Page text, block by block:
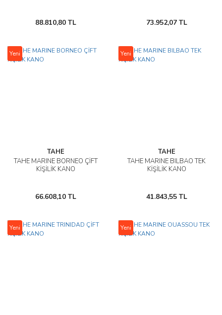
88.810,80 TL 73.952,07 TL
Yeni
TAHE
TAHE MARINE BORNEO ÇİFT
KİŞİLİK KANO
66.608,10 TL
Yeni
TAHE
TAHE MARINE BILBAO TEK
KİŞİLİK KANO
41.843,55 TL
Yeni Yeni